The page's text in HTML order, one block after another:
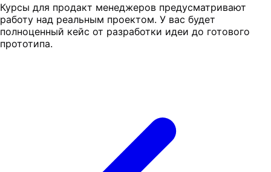
Курсы для продакт менеджеров предусматривают
работу над реальным проектом. У вас будет
полноценный кейс от разработки идеи до готового
прототипа.